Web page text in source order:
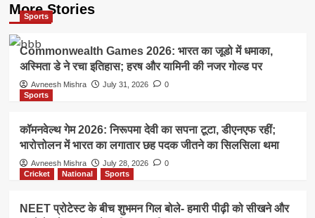
More Stories
Sports
Commonwealth Games 2026: भारत का जूडो में धमाका,
अस्मिता डे ने रचा इतिहास; हरष और यामिनी की नजर गोल्ड पर
Avneesh Mishra July 31, 2026
0
Sports
कॉमनवेल्थ गेम 2026: निरूपमा देवी का सपना टूटा, डीएनएफ रहीं;
भारोत्तोलन में भारत का लगातार छह पदक जीतने का सिलसिला थमा
Avneesh Mishra July 28, 2026
0
Cricket
National Sports
NEET प्रोटेस्ट के बीच शुभमन गिल बोले- हमारी पीढ़ी को सीखने और